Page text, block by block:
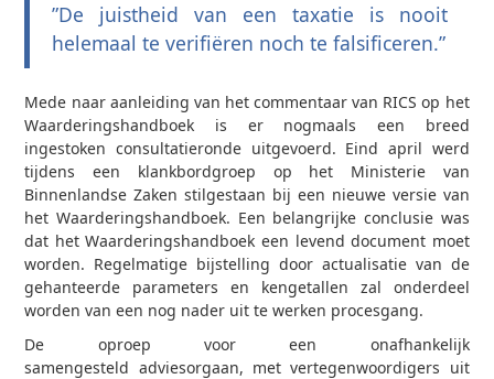
”De juistheid van een taxatie is nooit
helemaal te verifiëren noch te falsificeren.”
Mede naar aanleiding van het commentaar van RICS op het
Waarderingshandboek is er nogmaals een breed
ingestoken consultatieronde uitgevoerd. Eind april werd
tijdens een klankbordgroep op het Ministerie van
Binnenlandse Zaken stilgestaan bij een nieuwe versie van
het Waarderingshandboek. Een belangrijke conclusie was
dat het Waarderingshandboek een levend document moet
worden. Regelmatige bijstelling door actualisatie van de
gehanteerde parameters en kengetallen zal onderdeel
worden van een nog nader uit te werken procesgang.
De oproep voor een onafhankelijk
samengesteld adviesorgaan, met vertegenwoordigers uit